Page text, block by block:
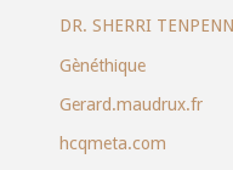
DR. SHERRI
Gènéthique
Gerard.maudrux.fr
hcqmeta.com